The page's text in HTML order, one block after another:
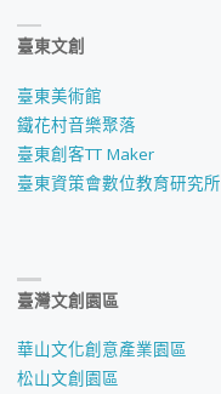
臺東文創
臺東美術館
鐵花村音樂聚落
臺東創客TT Maker
臺東資策會數位教育研究所
臺灣文創園區
華山文化創意產業園區
松山文創園區